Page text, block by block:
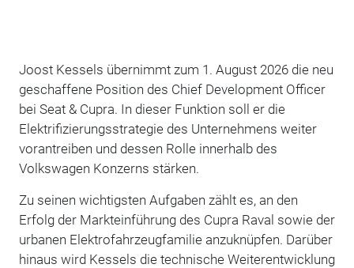
Joost Kessels übernimmt zum 1. August 2026 die neu
geschaffene Position des Chief Development Officer
bei Seat & Cupra. In dieser Funktion soll er die
Elektrifizierungsstrategie des Unternehmens weiter
vorantreiben und dessen Rolle innerhalb des
Volkswagen Konzerns stärken.
Zu seinen wichtigsten Aufgaben zählt es, an den
Erfolg der Markteinführung des Cupra Raval sowie der
urbanen Elektrofahrzeugfamilie anzuknüpfen. Darüber
hinaus wird Kessels die technische Weiterentwicklung